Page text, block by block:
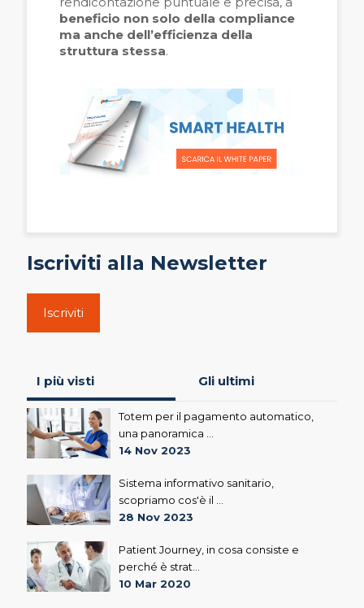
beneficio non solo della compliance
ma anche dell’efficienza della
struttura stessa.
Iscriviti alla Newsletter
Iscriviti
I più visti Gli ultimi
Totem per il pagamento automatico,
una panoramica ...
14 Nov 2023
Sistema informativo sanitario,
scopriamo cos'è il ...
28 Nov 2023
Patient Journey, in cosa consiste e
perché è strat...
10 Mar 2020